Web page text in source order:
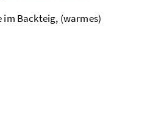
im Backteig, (warmes)